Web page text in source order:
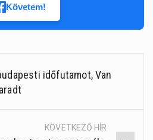
Követem!
időfutamot, Van
KÖVETKEZŐ HÍR